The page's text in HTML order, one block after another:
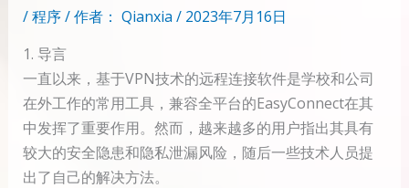
/程序/ 作者： Qianxia / 2023年7月16日
1. 导言
一直以来，基于VPN技术的远程连接软件是学校和公司
在外工作的常用工具，兼容全平台的EasyConnect在其
中发挥了重要作用。然而，越来越多的用户指出其具有
较大的安全隐患和隐私泄漏风险，随后一些技术人员提
出了自己的解决方法。